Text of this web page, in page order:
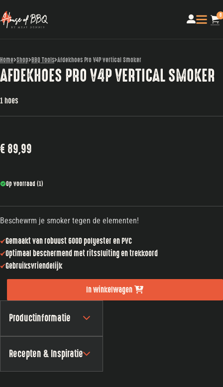
0
Home Shop BBQ Tools Afdekhoes Pro V4P vertical Smoker
AFDEKHOES PRO V4P VERTICAL SMOKER
1 hoes
€ 89,99
Op voorraad (1)
Beschewrm je smoker tegen de elementen!
Gemaakt van robuust 600D polyester en PVC
Optimaal beschermend met ritssluiting en trekkoord
Gebruiksvriendelijk
In winkelwagen
Productinformatie
Recepten & Inspiratie